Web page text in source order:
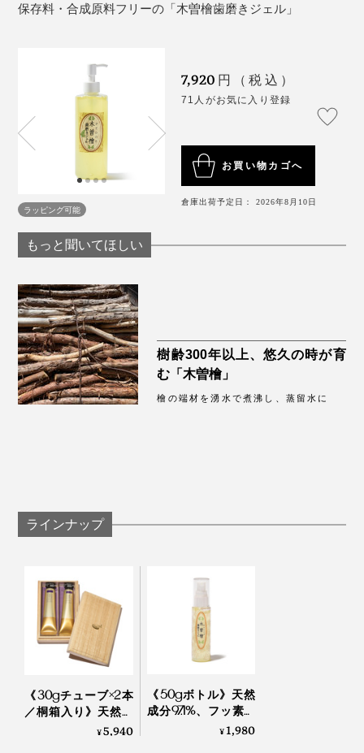
保存料・合成原料フリーの「木曽檜歯磨きジェル」
ラッピング可能
7,920 円（税込）
71人がお気に入り登録
お買い物カゴへ
倉庫出荷予定日： 2026年8月10日
もっと聞いてほしい
樹齢300年以上、悠久の時が育
む「木曽檜」
檜の端材を湧水で煮沸し、蒸留水に
ラインナップ
《30gチューブ×2本
／桐箱入り》天然成
分97.1%、フッ素・発
¥5,940
《50gボトル》天然
成分97.1%、フッ素・
発泡剤・研磨剤・保
¥1,980